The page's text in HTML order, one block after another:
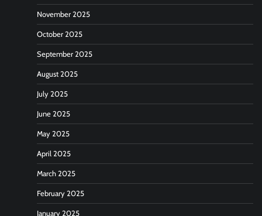
November 2025
October 2025
September 2025
August 2025
July 2025
June 2025
May 2025
April 2025
March 2025
February 2025
January 2025